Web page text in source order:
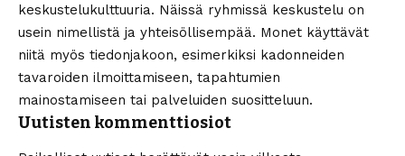
keskustelukulttuuria. Näissä ryhmissä keskustelu on
usein nimellistä ja yhteisöllisempää. Monet käyttävät
niitä myös tiedonjakoon, esimerkiksi kadonneiden
tavaroiden ilmoittamiseen, tapahtumien
mainostamiseen tai palveluiden suositteluun.
Uutisten kommenttiosiot